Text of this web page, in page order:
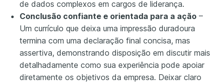
de dados complexos em cargos de liderança.
Conclusão confiante e orientada para a ação –
Um currículo que deixa uma impressão duradoura
termina com uma declaração final concisa, mas
assertiva, demonstrando disposição em discutir mais
detalhadamente como sua experiência pode apoiar
diretamente os objetivos da empresa. Deixar claro